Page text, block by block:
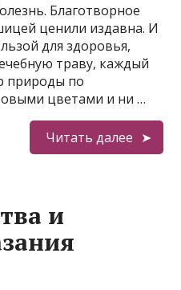
Благотворное
ценили издавна. И
для здоровья,
траву, каждый
природы по
цветами и ни …
Читать далее
и